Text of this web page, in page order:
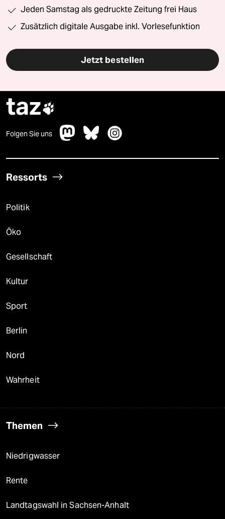
Jeden Samstag als gedruckte Zeitung frei Haus
Zusätzlich digitale Ausgabe inkl. Vorlesefunktion
Jetzt bestellen
taz
Folgen Sie uns
Ressorts
Politik
Öko
Gesellschaft
Kultur
Sport
Berlin
Nord
Wahrheit
Themen
Niedrigwasser
Rente
Landtagswahl in Sachsen-Anhalt